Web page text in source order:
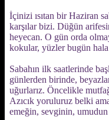
İçinizi ısıtan bir Haziran
karşılar bizi. Düğün
heyecan. O gün orda
kokular, yüzler bugün hala
Sabahın ilk saatlerinde
günlerden birinde,
uğurlarız. Öncelikle
Azıcık yoruluruz belki
emeğin, sevginin,